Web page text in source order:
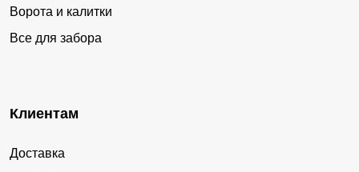
Ворота и калитки
Все для забора
Клиентам
Доставка